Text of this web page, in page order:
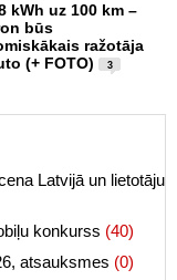
kWh uz 100 km –
būs
ražotāja
(+ FOTO)
3
Latvijā un lietotāju
konkurss (40)
atsauksmes (0)